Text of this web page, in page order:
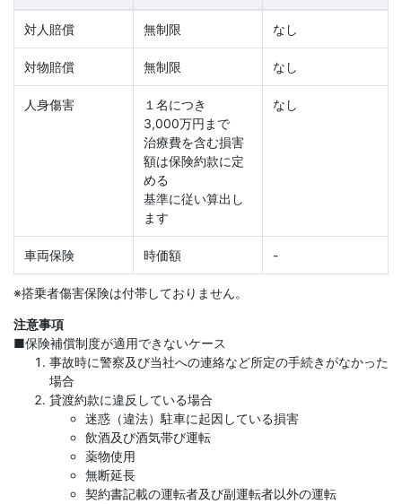
対人賠償 無制限 なし
対物賠償 無制限 なし
人身傷害
１名につき
3,000万円まで
治療費を含む損害
額は保険約款に定
める
基準に従い算出し
ます
なし
車両保険 時価額 -
※搭乗者傷害保険は付帯しておりません。
注意事項
■保険補償制度が適用できないケース
事故時に警察及び当社への連絡など所定の手続きがなかった
場合
貸渡約款に違反している場合
迷惑（違法）駐車に起因している損害
飲酒及び酒気帯び運転
薬物使用
無断延長
契約書記載の運転者及び副運転者以外の運転